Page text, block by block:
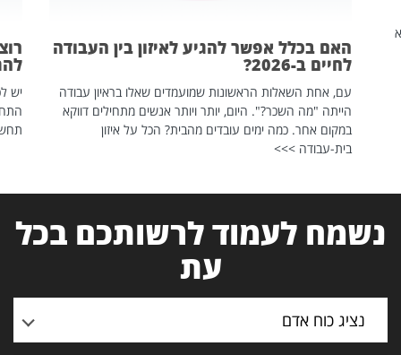
האם בכלל אפשר להגיע לאיזון בין העבודה
לחיים ב-2026?
עם, אחת השאלות הראשונות שמועמדים שאלו בראיון עבודה
הייתה "מה השכר?". היום, יותר ויותר אנשים מתחילים דווקא
במקום אחר. כמה ימים עובדים מהבית? הכל על איזון
בית-עבודה >>>
יש
נשמח לעמוד לרשותכם בכל
עת
נציג כוח אדם